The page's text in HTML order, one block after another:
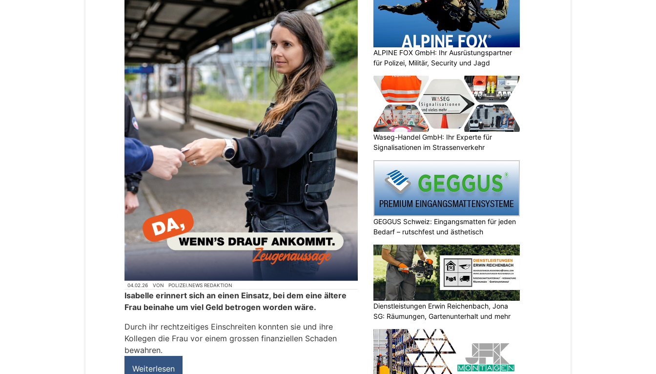
04.02.26 VON POLIZEI.NEWS REDAKTION
Isabelle erinnert sich an einen Einsatz, bei dem eine ältere
Frau beinahe um viel Geld betrogen worden wäre.
Durch ihr rechtzeitiges Einschreiten konnten sie und ihre
Kollegen die Frau vor einem grossen finanziellen Schaden
bewahren.
Weiterlesen
ALPINE FOX GmbH: Ihr Ausrüstungspartner
für Polizei, Militär, Security und Jagd
Waseg-Handel GmbH: Ihr Experte für
Signalisationen im Strassenverkehr
GEGGUS Schweiz: Eingangsmatten für jeden
Bedarf – rutschfest und ästhetisch
Dienstleistungen Erwin Reichenbach, Jona
SG: Räumungen, Gartenunterhalt und mehr